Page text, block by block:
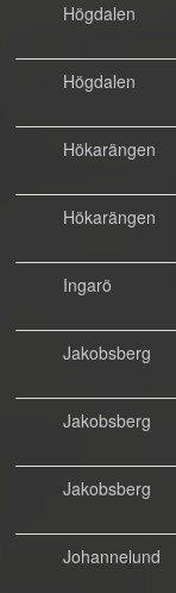
Högdalen
Högdalen
Hökarängen
Hökarängen
Ingarö
Jakobsberg
Jakobsberg
Jakobsberg
Johannelund